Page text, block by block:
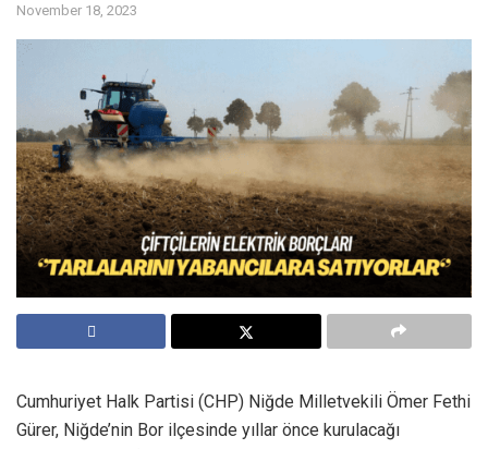
November 18, 2023
Cumhuriyet Halk Partisi (CHP) Niğde Milletvekili Ömer Fethi
Gürer, Niğde’nin Bor ilçesinde yıllar önce kurulacağı